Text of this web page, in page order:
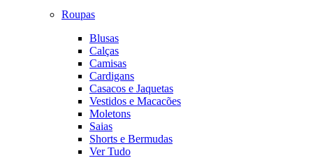
Roupas
Blusas
Calças
Camisas
Cardigans
Casacos e Jaquetas
Vestidos e Macacões
Moletons
Saias
Shorts e Bermudas
Ver Tudo